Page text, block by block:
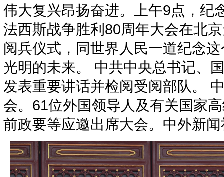
伟大复兴昂扬奋进。上午9点，纪
法西斯战争胜利80周年大会在北
阅兵仪式，同世界人民一道纪念
光明的未来。 中共中央总书记、
发表重要讲话并检阅受阅部队。
会。61位外国领导人及有关国家
前政要等应邀出席大会。中外新